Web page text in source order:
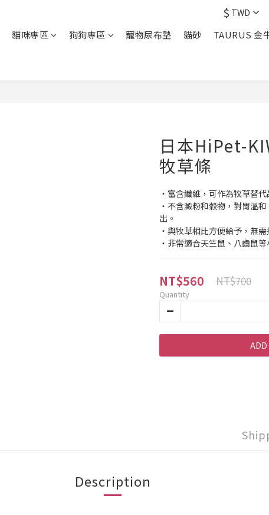
$ TWD
貓咪專區 狗狗專區 寵物尿布墊 貓砂 TAURUS 金
日本HiPet-
牧草條
・富含纖維，可作為牧草替代
・不含澱粉和穀物，對胃溫
出。
・與牧草相比方便給予，無需
・非常適合天竺鼠、八齒鼠等
NT$560 NT$700
Quantity
Description